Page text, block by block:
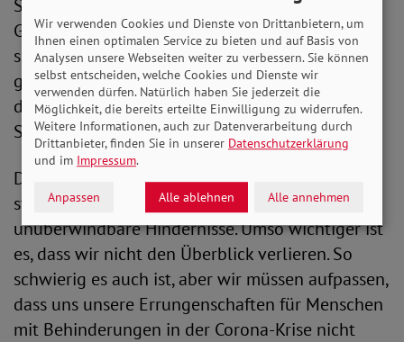
Sozialstaat vollständig verlieren. Der Schutz der
Gesundheit darf keine Frage des Geldbeutels
sein. Es handelt sich hierbei um eine
gesamtgesellschaftliche Aufgabe. Insofern muss
die Ausstattung mit FFP2-Masken über
Steuermittel finanziert werden“, fordert Bauer.
Darüber hinaus betont Bauer: „Die Pandemie
stellt sehr viele Menschen gerade vor scheinbar
unüberwindbare Hindernisse. Umso wichtiger ist
es, dass wir nicht den Überblick verlieren. So
schwierig es auch ist, aber wir müssen aufpassen,
dass uns unsere Errungenschaften für Menschen
mit Behinderungen in der Corona-Krise nicht
Wir verwenden Cookies und Dienste von Drittanbietern, um
Ihnen einen optimalen Service zu bieten und auf Basis von
Analysen unsere Webseiten weiter zu verbessern. Sie können
selbst entscheiden, welche Cookies und Dienste wir
verwenden dürfen. Natürlich haben Sie jederzeit die
Möglichkeit, die bereits erteilte Einwilligung zu widerrufen.
Weitere Informationen, auch zur Datenverarbeitung durch
Drittanbieter, finden Sie in unserer Datenschutzerklärung
und im Impressum.
Anpassen Alle ablehnen Alle annehmen